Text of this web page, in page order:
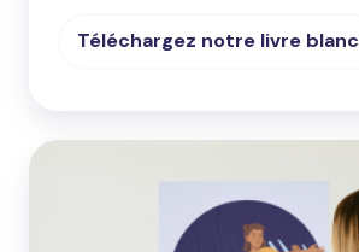
Téléchargez notre livre blanc
Pack